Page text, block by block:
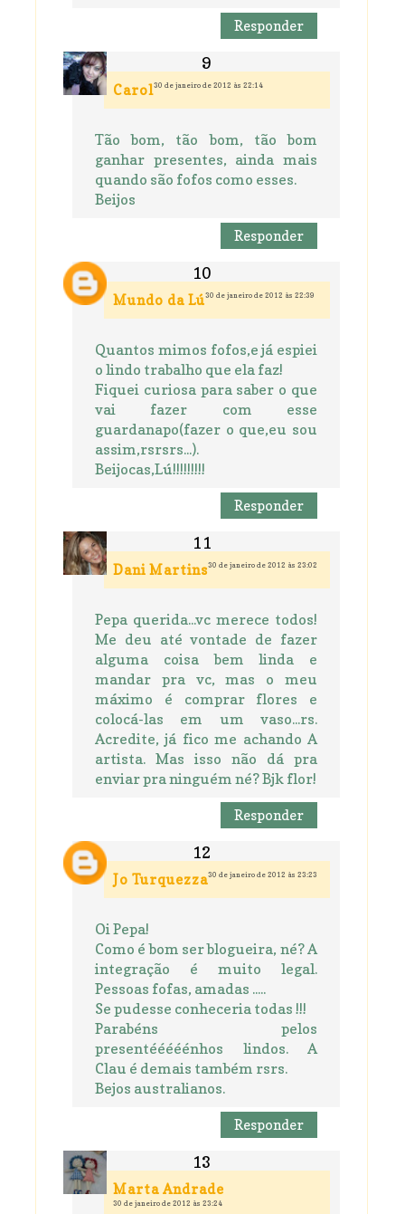
Responder
Carol30 de janeiro de 2012 às 22:14
Tão bom, tão bom, tão bom
ganhar presentes, ainda mais
quando são fofos como esses.
Beijos
Responder
Mundo da Lú30 de janeiro de 2012 às 22:39
Quantos mimos fofos,e já espiei
o lindo trabalho que ela faz!
Fiquei curiosa para saber o que
vai fazer com esse
guardanapo(fazer o que,eu sou
assim,rsrsrs...).
Beijocas,Lú!!!!!!!!!
Responder
Dani Martins30 de janeiro de 2012 às 23:02
Pepa querida...vc merece todos!
Me deu até vontade de fazer
alguma coisa bem linda e
mandar pra vc, mas o meu
máximo é comprar flores e
colocá-las em um vaso...rs.
Acredite, já fico me achando A
artista. Mas isso não dá pra
enviar pra ninguém né? Bjk flor!
Responder
Jo Turquezza30 de janeiro de 2012 às 23:23
Oi Pepa!
Como é bom ser blogueira, né? A
integração é muito legal.
Pessoas fofas, amadas .....
Se pudesse conheceria todas !!!
Parabéns pelos
presentééééénhos lindos. A
Clau é demais também rsrs.
Bejos australianos.
Responder
Marta Andrade
30 de janeiro de 2012 às 23:24